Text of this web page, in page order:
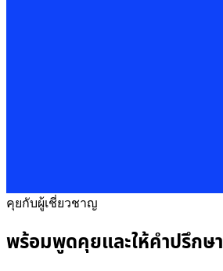
คุยกับผู้เชี่ยวชาญ
พร้อมพูดคุยและให้คำปรึกษา